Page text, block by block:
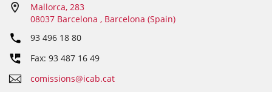
Mallorca, 283
08037 Barcelona , Barcelona (Spain)
93 496 18 80
Fax: 93 487 16 49
comissions@icab.cat